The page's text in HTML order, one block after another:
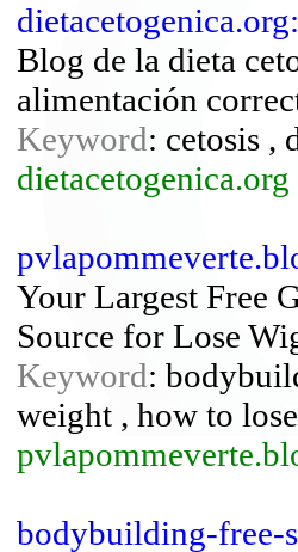
Blog de la dieta
alimentación
Keyword: cetosis ,
dietacetogenica.org
Your Largest Free
Source for Lose
Keyword:
weight , how to
bodybuilding-free-